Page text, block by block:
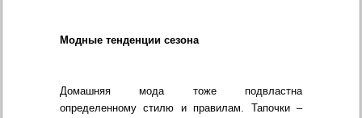
Модные тенденции сезона
Домашняя мода тоже подвластна
определенному стилю и правилам. Тапочки –